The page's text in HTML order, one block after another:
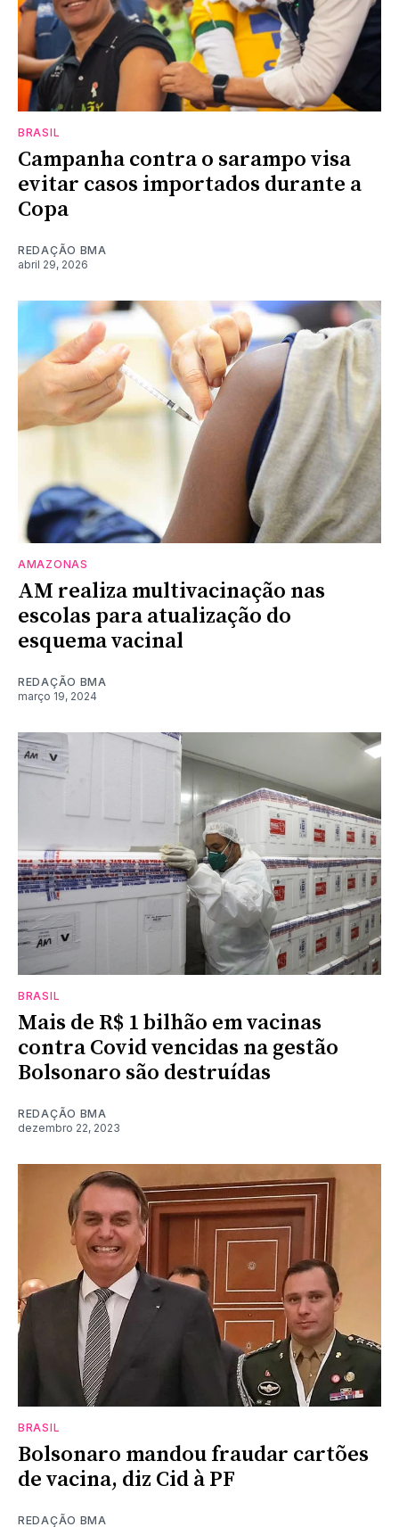
BRASIL
Campanha contra o sarampo visa
evitar casos importados durante a
Copa
REDAÇÃO BMA
abril 29, 2026
AMAZONAS
AM realiza multivacinação nas
escolas para atualização do
esquema vacinal
REDAÇÃO BMA
março 19, 2024
BRASIL
Mais de R$ 1 bilhão em vacinas
contra Covid vencidas na gestão
Bolsonaro são destruídas
REDAÇÃO BMA
dezembro 22, 2023
BRASIL
Bolsonaro mandou fraudar cartões
de vacina, diz Cid à PF
REDAÇÃO BMA